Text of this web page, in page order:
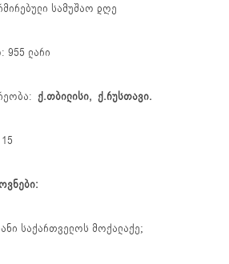
სამუშაო დღე
სარგო: 955 ლარი
ქ.თბილისი, ქ.რუსთავი.
საქართველოს მოქალაქე;